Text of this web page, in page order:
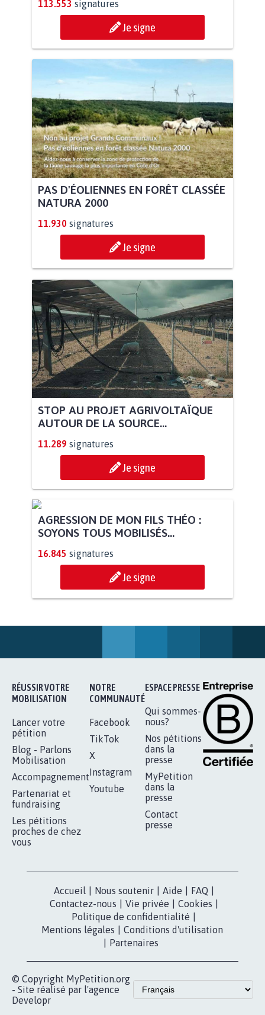
113.553 signatures
Je signe
PAS D'ÉOLIENNES EN FORÊT CLASSÉE
NATURA 2000
11.930 signatures
Je signe
STOP AU PROJET AGRIVOLTAÏQUE
AUTOUR DE LA SOURCE...
11.289 signatures
Je signe
AGRESSION DE MON FILS THÉO :
Je signe
RÉUSSIR VOTRE
MOBILISATION
Lancer votre
pétition
Mobilisation
Accompagnement
Partenariat et
Les pétitions
Youtube
ESPACE PRESSE
Qui sommes-
nous?
presse
MyPetition
dans la
presse
Contact
presse
Nous soutenir | Aide | FAQ |